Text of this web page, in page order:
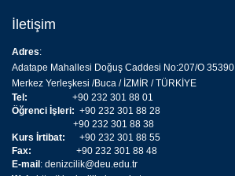
İletişim
Adres:
Adatape Mahallesi Doğuş Caddesi No:207/O 35390
Merkez Yerleşkesi /Buca / İZMİR / TÜRKİYE
Tel:
+90 232 301 88 01
Öğrenci İşleri: +90 232 301 88 28
+90 232 301 88 38
Kurs İrtibat:
+90 232 301 88 55
Fax:
+90 232 301 88 48
E-mail : denizcilik@deu.edu.tr